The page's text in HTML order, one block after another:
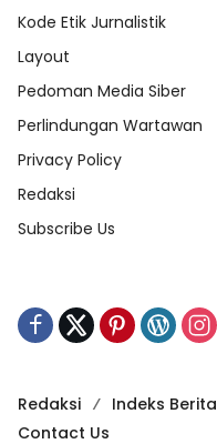
Kode Etik Jurnalistik
Layout
Pedoman Media Siber
Perlindungan Wartawan
Privacy Policy
Redaksi
Subscribe Us
Redaksi Indeks Berita
Contact Us